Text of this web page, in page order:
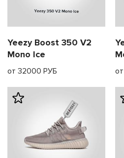
Yeezy Boost 350 V2
Mono Ice
от 32000 РУБ